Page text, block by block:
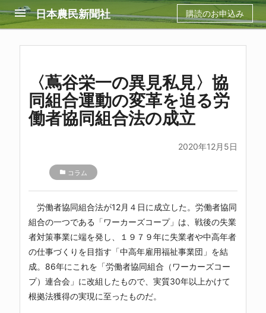
menu 日本農民新聞社 購読のお申込み
〈蔦谷栄一の異見私見〉協
同組合運動の変革を迫る労
働者協同組合法の成立
2020年12月5日
folder コラム
労働者協同組合法が12月４日に成立した。労働者協同
組合の一つである「ワーカーズコープ」は、戦後の失業
者対策事業に端を発し、１９７９年に失業者や中高年者
の仕事づくりを目指す「中高年雇用福祉事業団」を結
成。86年にこれを「労働者協同組合（ワーカーズコー
プ）連合会」に改組したもので、実質30年以上かけて
根拠法獲得の実現に至ったものだ。